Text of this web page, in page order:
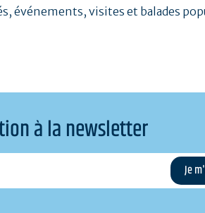
événements, visites et balades
à la newsletter